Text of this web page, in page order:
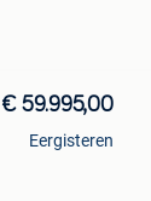
€ 59.995,00
Eergisteren